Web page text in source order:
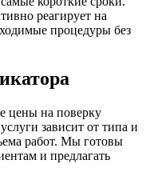
реагирует на
процедуры без
цены на поверку
зависит от типа и
работ. Мы готовы
и предлагать